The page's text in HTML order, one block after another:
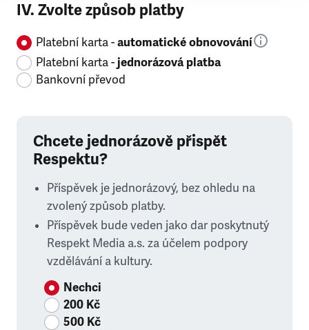
IV. Zvolte způsob platby
Platební karta -automatické obnovování
Platební karta -jednorázová platba
Bankovní převod
Chcete jednorázově přispět
Respektu?
Příspěvek je jednorázový, bez ohledu na
zvolený způsob platby.
Příspěvek bude veden jako dar poskytnutý
Respekt Media a.s. za účelem podpory
vzdělávání a kultury.
Nechci
200 Kč
500 Kč